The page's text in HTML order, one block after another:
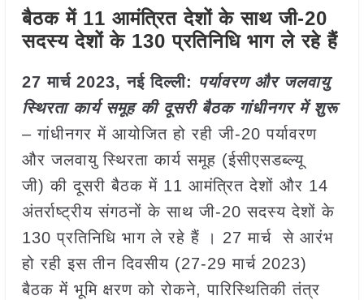
बैठक में 11 आमंत्रित देशों के साथ जी-20
सदस्य देशों के 130 प्रतिनिधि भाग ले रहे हैं
27 मार्च 2023, नई दिल्ली: पर्यावरण और जलवायु
स्थिरता कार्य समूह की दूसरी बैठक गांधीनगर में शुरू
– गांधीनगर में आयोजित हो रही जी-20 पर्यावरण
और जलवायु स्थिरता कार्य समूह (ईसीएसडब्‍ल्‍यू
जी) की दूसरी बैठक में 11 आमंत्रित देशों और 14
अंतर्राष्ट्रीय संगठनों के साथ जी-20 सदस्य देशों के
130 प्रतिनिधि भाग ले रहे हैं । 27 मार्च से आरंभ
हो रही इस तीन दिवसीय (27-29 मार्च 2023)
बैठक में भूमि क्षरण को रोकने, पारिस्थितिकी तंत्र